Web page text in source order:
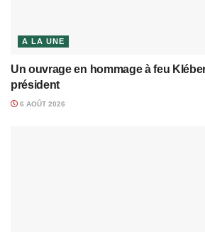
A LA UNE
Un ouvrage en hommage à feu
président
6 AOÛT 2026